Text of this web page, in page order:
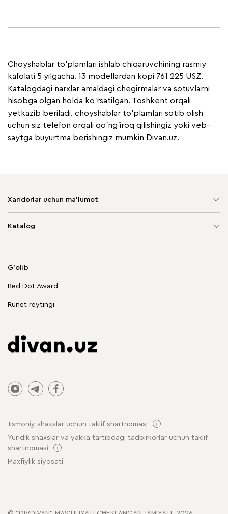
Choyshablar to'plamlari ishlab chiqaruvchining rasmiy
kafolati 5 yilgacha. 13 modellardan kopi 761 225 USZ.
Katalogdagi narxlar amaldagi chegirmalar va sotuvlarni
hisobga olgan holda ko'rsatilgan. Toshkent orqali
yetkazib beriladi. choyshablar to'plamlari sotib olish
uchun siz telefon orqali qo'ng'iroq qilishingiz yoki veb-
saytga buyurtma berishingiz mumkin Divan.uz.
Xaridorlar uchun ma'lumot
Katalog
G'olib
Red Dot Award
Runet reytingi
Jismoniy shaxslar uchun taklif shartnomasi
Yuridik shaxslar va yakka tartibdagi tadbirkorlar uchun taklif
shartnomasi
Maxfiylik siyosati